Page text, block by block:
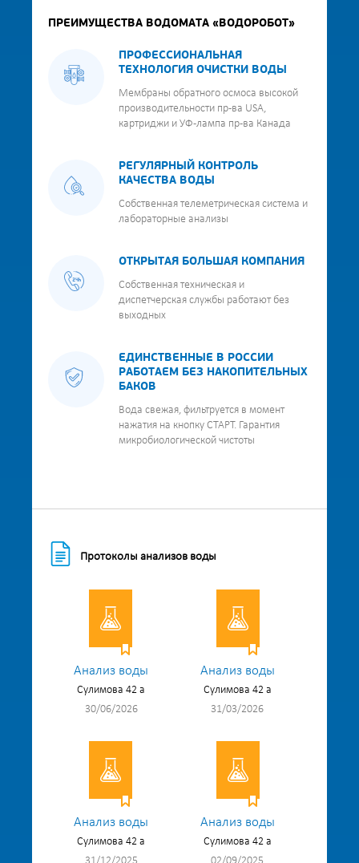
ПРЕИМУЩЕСТВА ВОДОМАТА «ВОДОРОБОТ»
ПРОФЕССИОНАЛЬНАЯ
ТЕХНОЛОГИЯ ОЧИСТКИ ВОДЫ
Мембраны обратного осмоса высокой
производительности пр-ва USA,
картриджи и УФ-лампа пр-ва Канада
РЕГУЛЯРНЫЙ КОНТРОЛЬ
КАЧЕСТВА ВОДЫ
Собственная телеметрическая система и
лабораторные анализы
ОТКРЫТАЯ БОЛЬШАЯ КОМПАНИЯ
Собственная техническая и
диспетчерская службы работают без
выходных
ЕДИНСТВЕННЫЕ В РОССИИ
РАБОТАЕМ БЕЗ НАКОПИТЕЛЬНЫХ
БАКОВ
Вода свежая, фильтруется в момент
нажатия на кнопку СТАРТ. Гарантия
микробиологической чистоты
Протоколы анализов воды
Анализ воды
Сулимова 42 а
30/06/2026
Анализ воды
Сулимова 42 а
31/03/2026
Анализ воды
Сулимова 42 а
Анализ воды
Сулимова 42 а